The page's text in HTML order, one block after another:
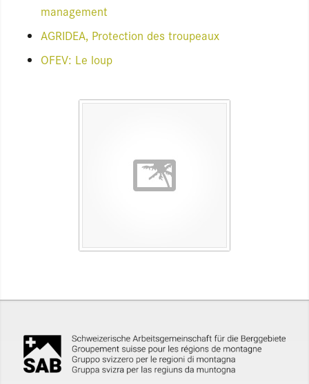
ma­na­ge­ment
AGRI­DEA, Pro­tec­tion des trou­peaux
OFEV: Le loup